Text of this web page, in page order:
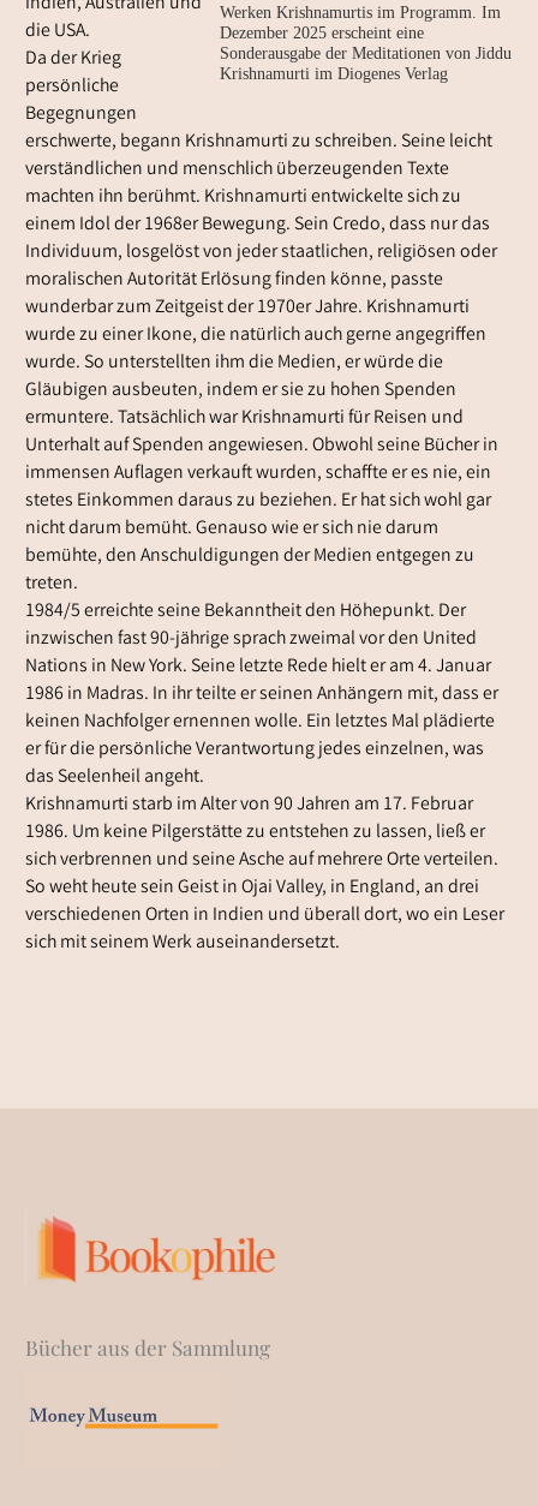
Werken Krishnamurtis im Programm. Im
Dezember 2025 erscheint eine
Sonderausgabe der Meditationen von Jiddu
Krishnamurti im Diogenes Verlag
die USA.
Da der Krieg
persönliche
Begegnungen
erschwerte, begann Krishnamurti zu schreiben. Seine leicht
verständlichen und menschlich überzeugenden Texte
machten ihn berühmt. Krishnamurti entwickelte sich zu
einem Idol der 1968er Bewegung. Sein Credo, dass nur das
Individuum, losgelöst von jeder staatlichen, religiösen oder
moralischen Autorität Erlösung finden könne, passte
wunderbar zum Zeitgeist der 1970er Jahre. Krishnamurti
wurde zu einer Ikone, die natürlich auch gerne angegriffen
wurde. So unterstellten ihm die Medien, er würde die
Gläubigen ausbeuten, indem er sie zu hohen Spenden
ermuntere. Tatsächlich war Krishnamurti für Reisen und
Unterhalt auf Spenden angewiesen. Obwohl seine Bücher in
immensen Auflagen verkauft wurden, schaffte er es nie, ein
stetes Einkommen daraus zu beziehen. Er hat sich wohl gar
nicht darum bemüht. Genauso wie er sich nie darum
bemühte, den Anschuldigungen der Medien entgegen zu
treten.
1984/5 erreichte seine Bekanntheit den Höhepunkt. Der
inzwischen fast 90-jährige sprach zweimal vor den United
Nations in New York. Seine letzte Rede hielt er am 4. Januar
1986 in Madras. In ihr teilte er seinen Anhängern mit, dass er
keinen Nachfolger ernennen wolle. Ein letztes Mal plädierte
er für die persönliche Verantwortung jedes einzelnen, was
das Seelenheil angeht.
Krishnamurti starb im Alter von 90 Jahren am 17. Februar
1986. Um keine Pilgerstätte zu entstehen zu lassen, ließ er
sich verbrennen und seine Asche auf mehrere Orte verteilen.
So weht heute sein Geist in Ojai Valley, in England, an drei
verschiedenen Orten in Indien und überall dort, wo ein Leser
sich mit seinem Werk auseinandersetzt.
Bücher aus der Sammlung